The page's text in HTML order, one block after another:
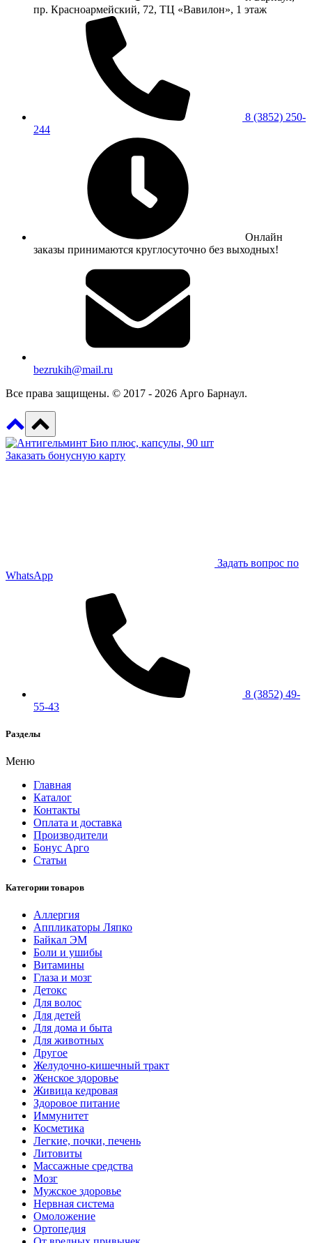
пр. Красноармейский, 72, ТЦ «Вавилон», 1 этаж
8 (3852) 250-
244
Онлайн
заказы принимаются круглосуточно без выходных!
bezrukih@mail.ru
Все права защищены. © 2017 - 2026 Арго Барнаул.
Заказать бонусную карту
Задать вопрос по
WhatsApp
8 (3852) 49-
55-43
Разделы
Меню
Главная
Каталог
Контакты
Оплата и доставка
Производители
Бонус Арго
Статьи
Категории товаров
Аллергия
Аппликаторы Ляпко
Байкал ЭМ
Боли и ушибы
Витамины
Глаза и мозг
Детокс
Для волос
Для детей
Для дома и быта
Для животных
Другое
Желудочно-кишечный тракт
Женское здоровье
Живица кедровая
Здоровое питание
Иммунитет
Косметика
Легкие, почки, печень
Литовиты
Массажные средства
Мозг
Мужское здоровье
Нервная система
Омоложение
Ортопедия